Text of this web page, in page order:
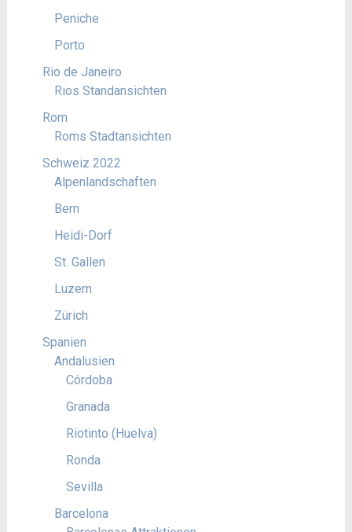
Peniche
Porto
Rio de Janeiro
Rios Standansichten
Rom
Roms Stadtansichten
Schweiz 2022
Alpenlandschaften
Bern
Heidi-Dorf
St. Gallen
Luzern
Zürich
Spanien
Andalusien
Córdoba
Granada
Riotinto (Huelva)
Ronda
Sevilla
Barcelona